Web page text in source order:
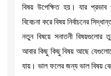
বিষয় উপেক্ষিত হয়। যার প্রভাব
বিবেচনা করে বিষয় নির্বাচনের
নতুন বিষয়ে সনাতনী বিষয়গুলোর
আবার কিছু কিছু বিষয় আছে
যায়। ভাল ফলের জন্য ভাল বিষয়